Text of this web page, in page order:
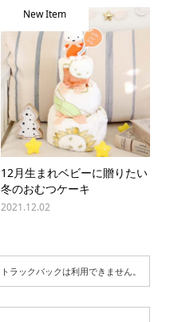
New Item
12月生まれベビーに贈りたい
冬のおむつケーキ
2021.12.02
トラックバックは利用できません。